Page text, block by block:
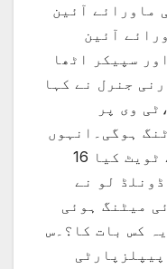
ماورائے آئین
آئین
سپیکر اٹھا
جنرل نے کہا
وی پر
ہوگی۔انہوں
نے کہا کہ سفیر اسد خان نے ٹویٹ کیا 16
لو نے
کو کوئی میٹنگ ہوئی
کس بات کا؟۔س